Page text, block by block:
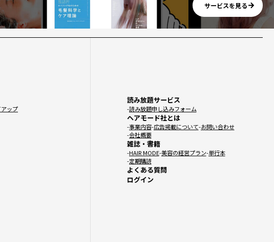
サービスを見る
ップ
読み放題サービス
読み放題申し込みフォーム
ヘアモード社とは
事業内容 広告掲載について お問い合わせ
会社概要
雑誌・書籍
HAIR MODE 美容の経営プラン 単行本
定期購読
よくある質問
ログイン